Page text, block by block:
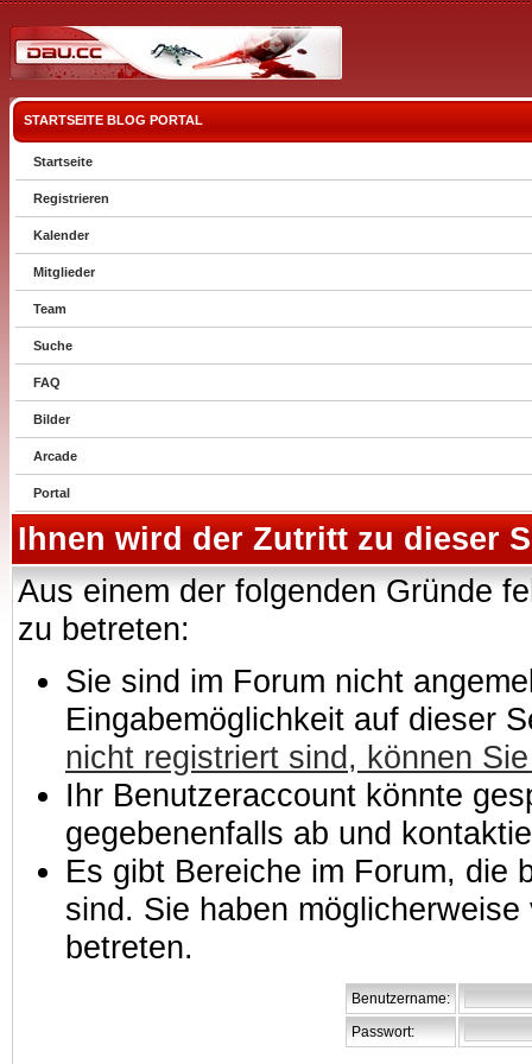
STARTSEITE BLOG PORTAL
Startseite
Registrieren
Kalender
Mitglieder
Team
Suche
FAQ
Bilder
Arcade
Portal
Ihnen wird der Zutritt zu dieser
Aus einem der folgenden Gründe
zu betreten:
Sie sind im Forum nicht
Eingabemöglichkeit auf dieser
nicht registriert sind, können
Ihr Benutzeraccount könnte
gegebenenfalls ab und
Es gibt Bereiche im Forum, die
sind. Sie haben
betreten.
Benutzername:
Passwort: